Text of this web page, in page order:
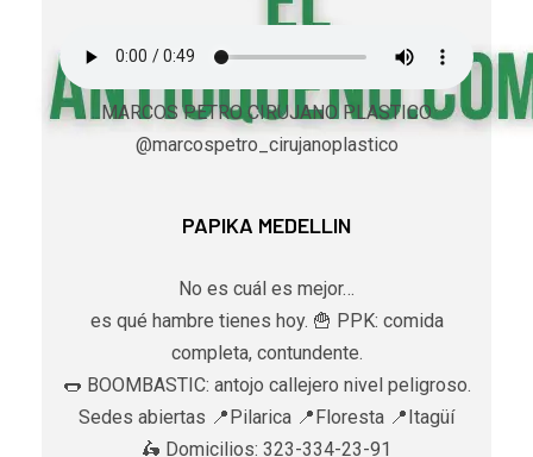
MARCOS PETRO CIRUJANO PLASTICO
@marcospetro_cirujanoplastico
PAPIKA MEDELLIN
No es cuál es mejor…
es qué hambre tienes hoy. 🍟 PPK: comida
completa, contundente.
🌭 BOOMBASTIC: antojo callejero nivel peligroso.
Sedes abiertas 📍Pilarica 📍Floresta 📍Itagüí
🛵 Domicilios: 323-334-23-91